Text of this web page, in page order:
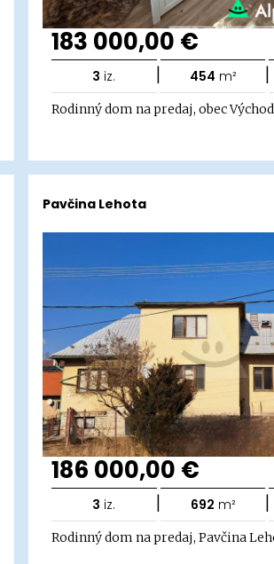
183 000,00 €
3 iz. | 454 m² |
Rodinný dom na predaj, obec
Pavčina Lehota
186 000,00 €
3 iz. | 692 m² |
Rodinný dom na predaj, Pavčina